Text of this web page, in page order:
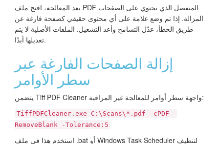
بعد المعالجة، افتح ملف PDF المنفصل الذي يحتوي على الصفحات
المزالة. إذا تم وضع علامة على أي محتوى حقيقي كصفحة فارغة عن
طريق الخطأ، عدّل التسامح وأعد التشغيل. الملفات الأصلية لا يتم
تعديلها أبدًا.
إزالة الصفحات الفارغة عبر
سطر الأوامر
يتضمن Tiff PDF Cleaner واجهة سطر أوامر للمعالجة غير المراقبة:
TiffPDFCleaner.exe C:\Scans\*.pdf -cPDF -
RemoveBlank -Tolerance:5
استخدم هذا في ملف .bat أو Windows Task Scheduler لتنظيف